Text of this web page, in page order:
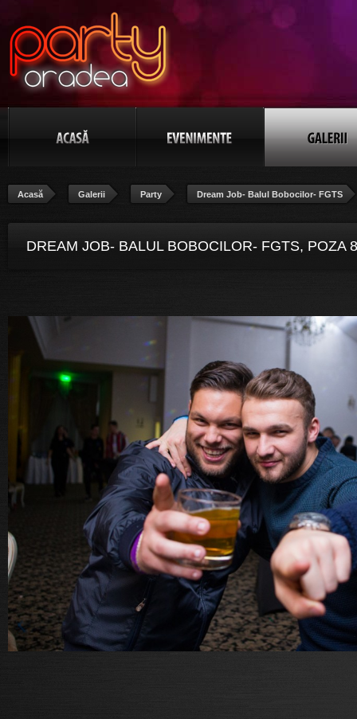
Acasă Galerii Party Dream Job- Balul Bobocilor- FGTS
DREAM JOB- BALUL BOBOCILOR- FGTS, POZA